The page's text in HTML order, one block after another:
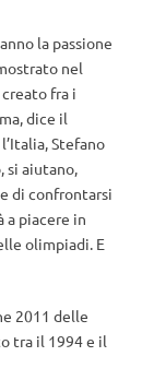
la passione
nel
fra i
dice il
Stefano
si aiutano,
di confrontarsi
a piacere in
olimpiadi. E
2011 delle
tra il 1994 e il